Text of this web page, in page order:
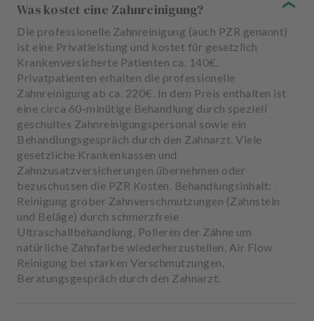
Was kostet eine Zahnreinigung?
Die professionelle Zahnreinigung (auch PZR genannt)
ist eine Privatleistung und kostet für gesetzlich
Krankenversicherte Patienten ca. 140€.
Privatpatienten erhalten die professionelle
Zahnreinigung ab ca. 220€. In dem Preis enthalten ist
eine circa 60-minütige Behandlung durch speziell
geschultes Zahnreinigungspersonal sowie ein
Behandlungsgespräch durch den Zahnarzt. Viele
gesetzliche Krankenkassen und
Zahnzusatzversicherungen übernehmen oder
bezuschussen die PZR Kosten. Behandlungsinhalt:
Reinigung grober Zahnverschmutzungen (Zahnstein
und Beläge) durch schmerzfreie
Ultraschallbehandlung, Polieren der Zähne um
natürliche Zahnfarbe wiederherzustellen, Air Flow
Reinigung bei starken Verschmutzungen,
Beratungsgespräch durch den Zahnarzt.